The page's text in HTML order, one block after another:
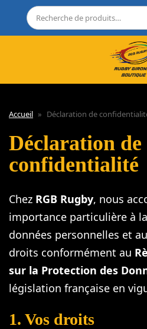
Accueil » Déclaration de
Déclaration de
confidentialité
Chez RGB Rugby, nous
importance particulière à
données personnelles et
droits conformément au
sur la Protection des
législation française en
1. Vos droits